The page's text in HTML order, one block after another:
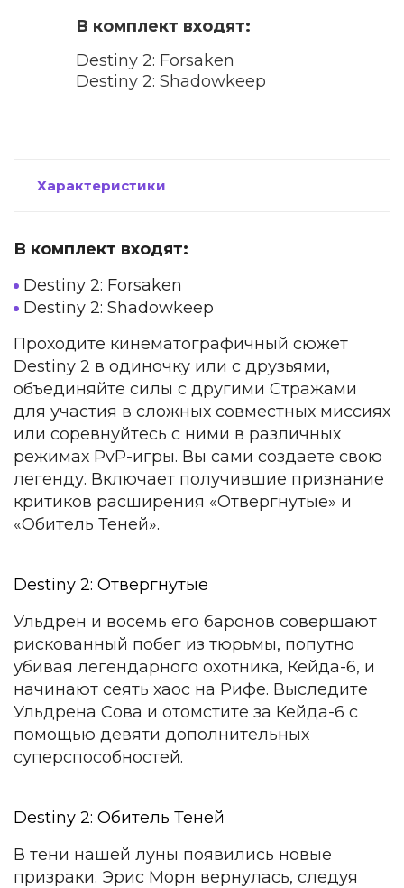
В комплект входят:
Destiny 2: Forsaken
Destiny 2: Shadowkeep
Характеристики
В комплект входят:
Destiny 2: Forsaken
Destiny 2: Shadowkeep
Проходите кинематографичный сюжет
Destiny 2 в одиночку или с друзьями,
объединяйте силы с другими Стражами
для участия в сложных совместных миссиях
или соревнуйтесь с ними в различных
режимах PvP-игры. Вы сами создаете свою
легенду. Включает получившие признание
критиков расширения «Отвергнутые» и
«Обитель Теней».
Destiny 2: Отвергнутые
Ульдрен и восемь его баронов совершают
рискованный побег из тюрьмы, попутно
убивая легендарного охотника, Кейда-6, и
начинают сеять хаос на Рифе. Выследите
Ульдрена Сова и отомстите за Кейда-6 с
помощью девяти дополнительных
суперспособностей.
Destiny 2: Обитель Теней
В тени нашей луны появились новые
призраки. Эрис Морн вернулась, следуя